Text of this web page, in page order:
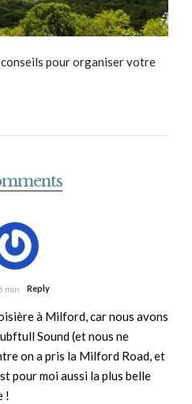
pour organiser votre
min Reply
à Milford, car nous avons
Sound (et nous ne
on a pris la Milford Road, et
pour moi aussi la plus belle
!